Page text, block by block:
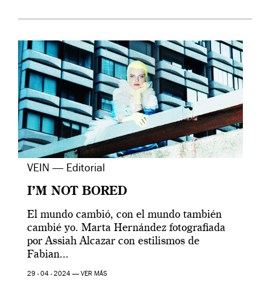
VEIN — Editorial
I’M NOT BORED
El mundo cambió, con el mundo también
cambié yo. Marta Hernández fotografiada
por Assiah Alcazar con estilismos de
Fabian...
29 - 04 - 2024 — VER MÁS